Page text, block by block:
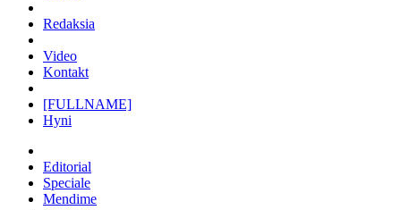
Redaksia
Video
Kontakt
[FULLNAME]
Hyni
Editorial
Speciale
Mendime